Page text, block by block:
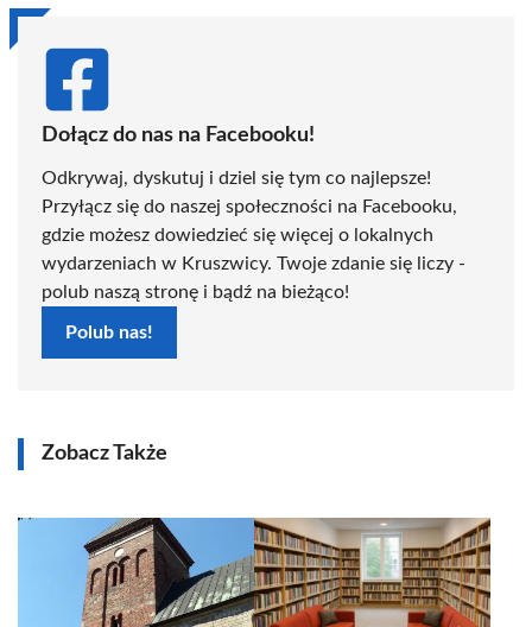
Dołącz do nas na Facebooku!
Odkrywaj, dyskutuj i dziel się tym co najlepsze!
Przyłącz się do naszej społeczności na Facebooku,
gdzie możesz dowiedzieć się więcej o lokalnych
wydarzeniach w Kruszwicy. Twoje zdanie się liczy -
polub naszą stronę i bądź na bieżąco!
Polub nas!
Zobacz Także